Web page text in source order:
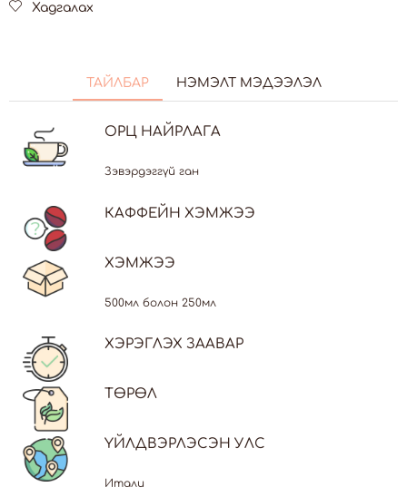
Хадгалах
ТАЙЛБАР НЭМЭЛТ МЭДЭЭЛЭЛ
ОРЦ НАЙРЛАГА
Зэвэрдэггүй ган
КАФФЕЙН ХЭМЖЭЭ
ХЭМЖЭЭ
500мл болон 250мл
ХЭРЭГЛЭХ ЗААВАР
ТӨРӨЛ
ҮЙЛДВЭРЛЭСЭН УЛС
Итали